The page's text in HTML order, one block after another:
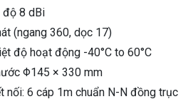
độ 8 dBi
(ngang 360, dọc 17)
độ hoạt động -40°C to 60°C
Φ145 × 330 mm
nối: 6 cáp 1m chuẩn N-N đồng trục